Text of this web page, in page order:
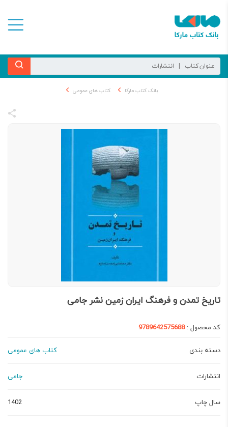
بانک کتاب مارکا کتاب های عمومی
تاریخ تمدن و فرهنگ ایران زمین نشر جامی
کد محصول :9789642575688
دسته بندی کتاب های عمومی
انتشارات جامی
سال چاپ 1402